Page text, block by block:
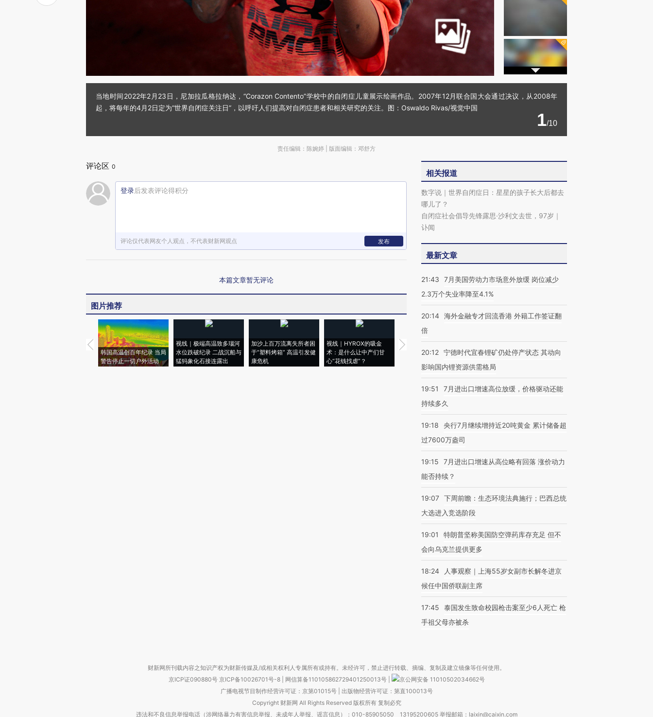
当地时间2022年2月23日，尼加拉瓜格拉纳达，“Corazon Contento”学校中的自闭症儿童展示绘画作品。2007年12月联合国大会通过决议，从2008年
起，将每年的4月2日定为“世界自闭症关注日”，以呼吁人们提高对自闭症患者和相关研究的关注。图：Oswaldo Rivas/视觉中国
1/10
责任编辑：陈婉婷 | 版面编辑：邓舒方
评论区 0
登录后发表评论得积分
评论仅代表网友个人观点，不代表财新网观点 发布
本篇文章暂无评论
图片推荐
韩国高温创百年纪录 当局
警告停止一切户外活动
视线｜极端高温致多瑙河
水位跌破纪录 二战沉船与
猛犸象化石接连露出
加沙上百万流离失所者困
于“塑料烤箱” 高温引发健
康危机
视线｜HYROX的吸金
术：是什么让中产们甘
心“花钱找虐”？
马航飞行员跨国走私7万
粒摇头丸 尿检体内含3种
视线｜被称为“蟑螂”的印
度Z世代 用街头抗争将教
视线｜“入侵”还是“人道危
机”？难民潮撕裂西班牙
相关报道
数字说｜世界自闭症日：星星的孩子长大后都去
哪儿了？
自闭症社会倡导先锋露思·沙利文去世，97岁｜
讣闻
最新文章
21:43
7月美国劳动力市场意外放缓 岗位减少
2.3万个失业率降至4.1%
20:14 海外金融专才回流香港 外籍工作签证翻
倍
20:12 宁德时代宜春锂矿仍处停产状态 其动向
影响国内锂资源供需格局
19:51
7月进出口增速高位放缓，价格驱动还能
持续多久
19:18
央行7月继续增持近20吨黄金 累计储备超
过7600万盎司
19:15
7月进出口增速从高位略有回落 涨价动力
能否持续？
19:07 下周前瞻：生态环境法典施行；巴西总统
大选进入竞选阶段
19:01
特朗普坚称美国防空弹药库存充足 但不
会向乌克兰提供更多
18:24
人事观察｜上海55岁女副市长解冬进京
候任中国侨联副主席
17:45
泰国发生致命校园枪击案至少6人死亡 枪
手祖父母亦被杀
财新网所刊载内容之知识产权为财新传媒及/或相关权利人专属所有或持有。未经许可，禁止进行转载、摘编、复制及建立镜像等任何使用。
京ICP证090880号 京ICP备10026701号-8 网信算备110105862729401250013号
京公网安备 11010502034662号
广播电视节目制作经营许可证：京第01015号| 出版物经营许可证：第直100013号
Copyright 财新网 All Rights Reserved 版权所有 复制必究
违法和不良信息举报电话（涉网络暴力有害信息举报、未成年人举报、谣言信息）：010-85905050 13195200605 举报邮箱：laixin@caixin.com